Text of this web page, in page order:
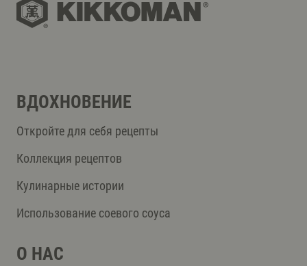
ВДОХНОВЕНИЕ
Откройте для себя рецепты
Коллекция рецептов
Кулинарные истории
Использование соевого соуса
О НАС